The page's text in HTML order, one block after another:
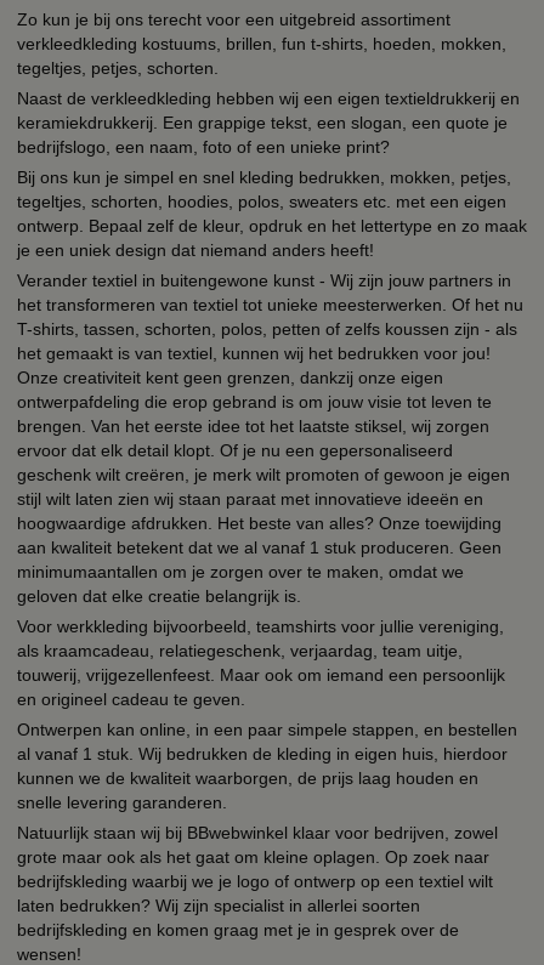
Zo kun je bij ons terecht voor een uitgebreid assortiment
verkleedkleding kostuums, brillen, fun t-shirts, hoeden, mokken,
tegeltjes, petjes, schorten.
Naast de verkleedkleding hebben wij een eigen textieldrukkerij en
keramiekdrukkerij. Een grappige tekst, een slogan, een quote je
bedrijfslogo, een naam, foto of een unieke print?
Bij ons kun je simpel en snel kleding bedrukken, mokken, petjes,
tegeltjes, schorten, hoodies, polos, sweaters etc. met een eigen
ontwerp. Bepaal zelf de kleur, opdruk en het lettertype en zo maak
je een uniek design dat niemand anders heeft!
Verander textiel in buitengewone kunst - Wij zijn jouw partners in
het transformeren van textiel tot unieke meesterwerken. Of het nu
T-shirts, tassen, schorten, polos, petten of zelfs koussen zijn - als
het gemaakt is van textiel, kunnen wij het bedrukken voor jou!
Onze creativiteit kent geen grenzen, dankzij onze eigen
ontwerpafdeling die erop gebrand is om jouw visie tot leven te
brengen. Van het eerste idee tot het laatste stiksel, wij zorgen
ervoor dat elk detail klopt. Of je nu een gepersonaliseerd
geschenk wilt creëren, je merk wilt promoten of gewoon je eigen
stijl wilt laten zien wij staan paraat met innovatieve ideeën en
hoogwaardige afdrukken. Het beste van alles? Onze toewijding
aan kwaliteit betekent dat we al vanaf 1 stuk produceren. Geen
minimumaantallen om je zorgen over te maken, omdat we
geloven dat elke creatie belangrijk is.
Voor werkkleding bijvoorbeeld, teamshirts voor jullie vereniging,
als kraamcadeau, relatiegeschenk, verjaardag, team uitje,
touwerij, vrijgezellenfeest. Maar ook om iemand een persoonlijk
en origineel cadeau te geven.
Ontwerpen kan online, in een paar simpele stappen, en bestellen
al vanaf 1 stuk. Wij bedrukken de kleding in eigen huis, hierdoor
kunnen we de kwaliteit waarborgen, de prijs laag houden en
snelle levering garanderen.
Natuurlijk staan wij bij BBwebwinkel klaar voor bedrijven, zowel
grote maar ook als het gaat om kleine oplagen. Op zoek naar
bedrijfskleding waarbij we je logo of ontwerp op een textiel wilt
laten bedrukken? Wij zijn specialist in allerlei soorten
bedrijfskleding en komen graag met je in gesprek over de
wensen!